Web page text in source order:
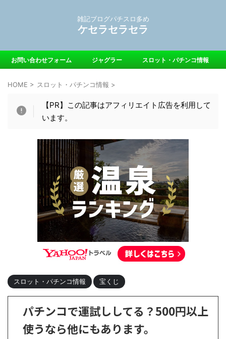
雑記ブログパチスロ多め
ケセラセラセラ
お問い合わせフォーム ジャグラー スロット・パチンコ情報
HOME > スロット・パチンコ情報 >
【PR】この記事はアフィリエイト広告を利用して
います。
スロット・パチンコ情報 宝くじ
パチンコで運試ししてる？500円以上
使うなら他にもあります。